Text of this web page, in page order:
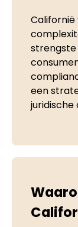
een
juridische